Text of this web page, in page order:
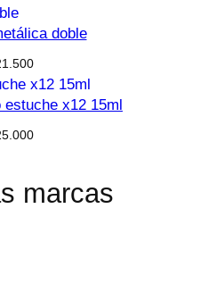
doble
x12 15ml
marcas